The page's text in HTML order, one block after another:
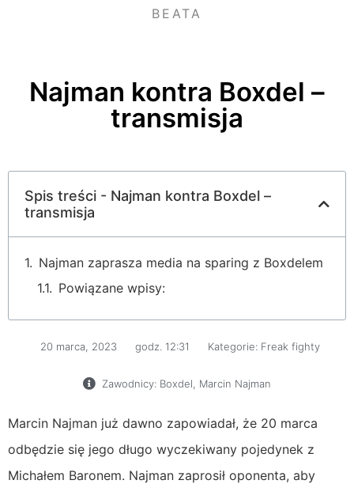
BEATA
Najman kontra Boxdel –
transmisja
Spis treści - Najman kontra Boxdel –
transmisja
Najman zaprasza media na sparing z Boxdelem
Powiązane wpisy:
20 marca, 2023 godz. 12:31 Kategorie: Freak fighty
Zawodnicy: Boxdel Marcin Najman
Marcin Najman już dawno zapowiadał, że 20 marca
odbędzie się jego długo wyczekiwany pojedynek z
Michałem Baronem. Najman zaprosił oponenta, aby